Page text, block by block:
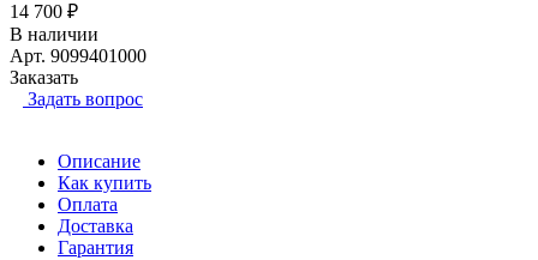
14 700 ₽
В наличии
Арт. 9099401000
Заказать
Задать вопрос
Описание
Как купить
Оплата
Доставка
Гарантия